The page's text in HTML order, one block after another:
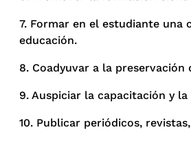
7. Formar en el estudiante
educación.
8. Coadyuvar a la
9. Auspiciar la capacitación y
10. Publicar periódicos,